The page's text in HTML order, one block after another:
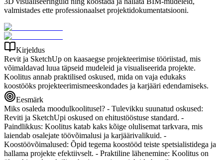
valmistades ette professionaalset projektidokumentatsiooni.
Kirjeldus
Revit ja SketchUp on kaasaegse projekteerimise tööriistad, mis
võimaldavad luua täpseid mudeleid ja visualiseerida projekte.
Koolitus annab praktilised oskused, mida on vaja edukaks
koostööks projekteerimismeeskondades ja karjääri edendamiseks.
Eesmärk
Miks osaleda moodulkoolitusel? - Tulevikku suunatud oskused:
Reviti ja SketchUpi oskused on ehitustööstuse standard. -
Paindlikkus: Koolitus katab kaks kõige olulisemat tarkvara, mis
laiendab osalejate töövõimalusi ja karjäärivalikuid. -
Koostöövõimalused: Õpid tegema koostööd teiste spetsialistidega ja
hallama projekte efektiivselt. - Praktiline lähenemine: Koolitus on